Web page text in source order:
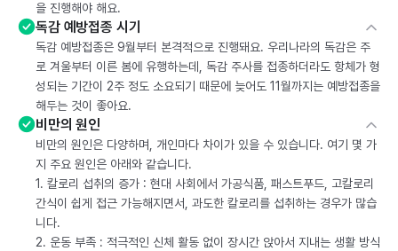
을 진행해야 해요.
독감 예방접종 시기
독감 예방접종은 9월부터 본격적으로 진행돼요. 우리나라의 독감은 주
로 겨울부터 이른 봄에 유행하는데, 독감 주사를 접종하더라도 항체가 형
성되는 기간이 2주 정도 소요되기 때문에 늦어도 11월까지는 예방접종을
해두는 것이 좋아요.
비만의 원인
비만의 원인은 다양하며, 개인마다 차이가 있을 수 있습니다. 여기 몇 가
지 주요 원인은 아래와 같습니다.
1. 칼로리 섭취의 증가 : 현대 사회에서 가공식품, 패스트푸드, 고칼로리
간식이 쉽게 접근 가능해지면서, 과도한 칼로리를 섭취하는 경우가 많습
니다.
2. 운동 부족 : 적극적인 신체 활동 없이 장시간 앉아서 지내는 생활 방식